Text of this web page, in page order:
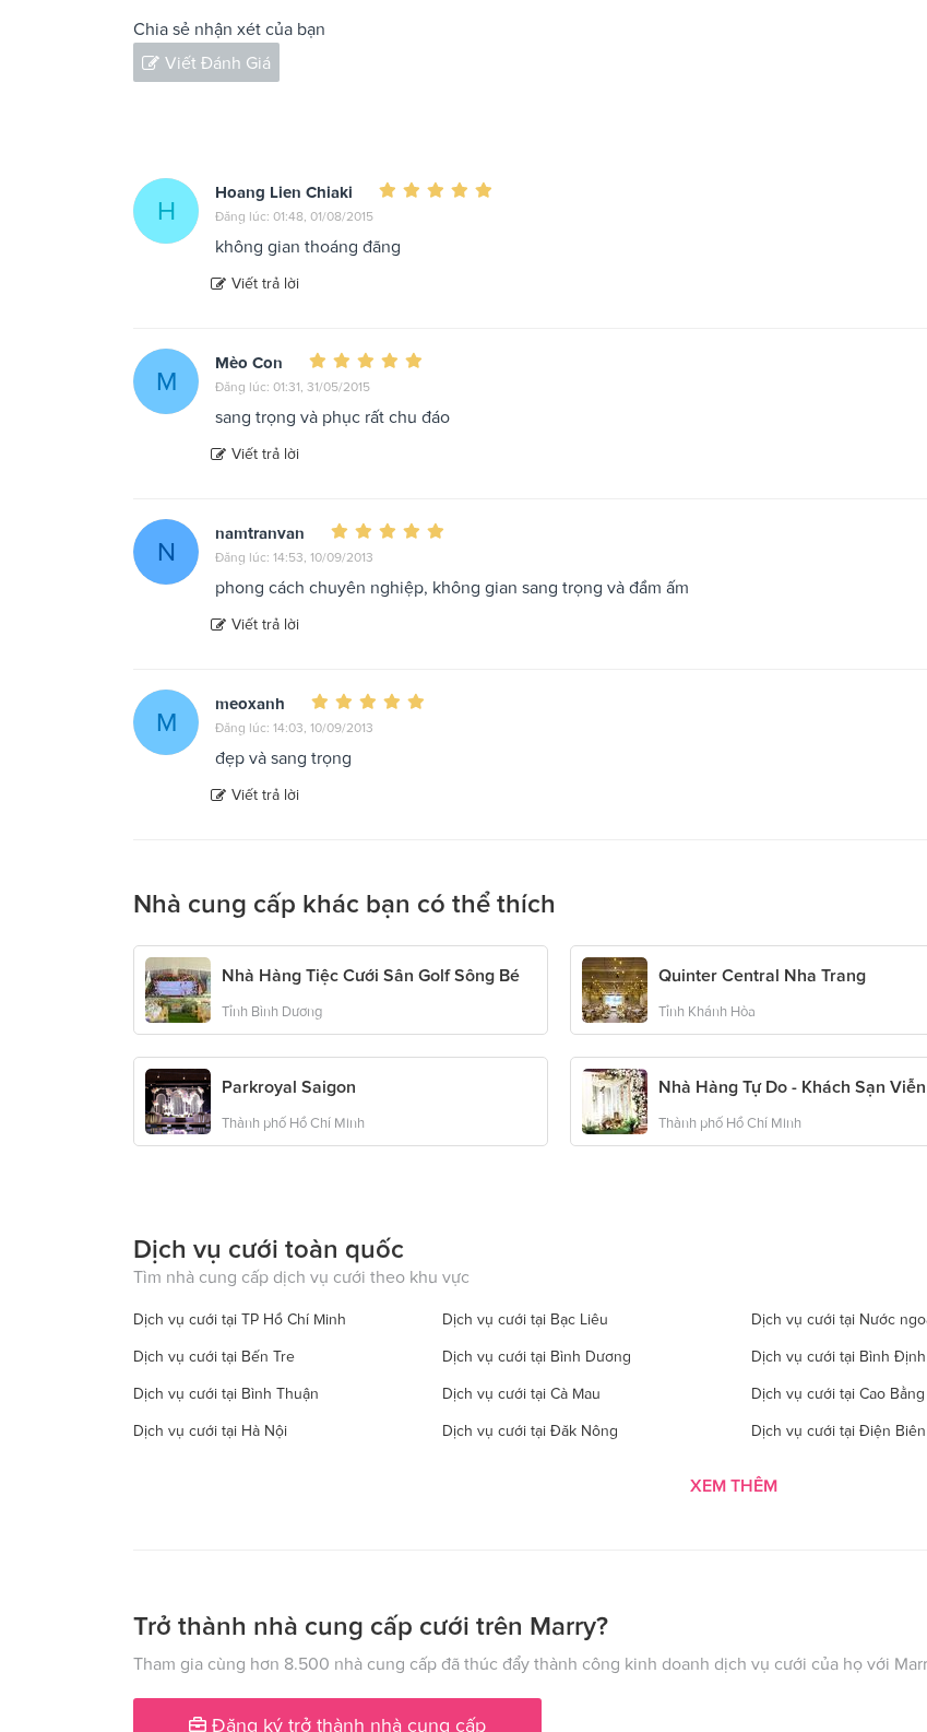
Chia sẻ nhận xét của bạn
Viết Đánh Giá
H
Hoang Lien Chiaki
Đăng lúc: 01:48, 01/08/2015
không gian thoáng đãng
Viết trả lời
M
Mèo Con
Đăng lúc: 01:31, 31/05/2015
sang trọng và phục rất chu đáo
Viết trả lời
N
namtranvan
Đăng lúc: 14:53, 10/09/2013
phong cách chuyên nghiệp, không gian sang trọng và đầm ấm
Viết trả lời
M
meoxanh
Đăng lúc: 14:03, 10/09/2013
đẹp và sang trọng
Viết trả lời
Nhà cung cấp khác bạn có thể thích
Nhà Hàng Tiệc Cưới Sân Golf Sông Bé
Tỉnh Bình Dương
Quinter Central Nha Trang
Tỉnh Khánh Hòa
Parkroyal Saigon
Thành phố Hồ Chí Minh
Nhà Hàng Tự Do - Khách Sạn
Thành phố Hồ Chí Minh
Dịch vụ cưới toàn quốc
Tìm nhà cung cấp dịch vụ cưới theo khu vực
Dịch vụ cưới tại TP Hồ Chí Minh Dịch vụ cưới tại Bạc Liêu Dịch vụ cưới tại Nước
Dịch vụ cưới tại Bến Tre Dịch vụ cưới tại Bình Dương Dịch vụ cưới tại Bình Định
Dịch vụ cưới tại Bình Thuận Dịch vụ cưới tại Cà Mau Dịch vụ cưới tại Cao Bằng
Dịch vụ cưới tại Hà Nội Dịch vụ cưới tại Đăk Nông Dịch vụ cưới tại Điện Biên
Dịch vụ cưới tại Lạng Sơn Dịch vụ cưới tại Lào Cai
Dịch vụ cưới tại Nghệ An Dịch vụ cưới tại Ninh Bình
Dịch vụ cưới tại Quảng Ngãi Dịch vụ cưới tại Hải Phòng
XEM THÊM
Trở thành nhà cung cấp cưới trên Marry?
Tham gia cùng hơn 8.500 nhà cung cấp đã thúc đẩy thành công kinh doanh dịch vụ cưới của họ với
Đăng ký trở thành nhà cung cấp